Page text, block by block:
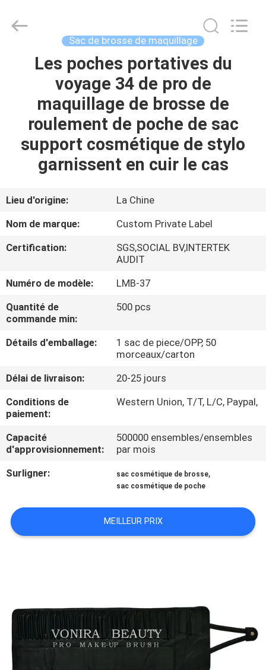
MAISON
PRODUITS
AU
SUJET
NOUS
D'USINE
DE
QUALITÉ
PLAN
DU
SITE
PRIVACY
POLICY
Chanmy
Cosmetics
Sac de brosse de maquillage
Les poches portatives du
voyage 34 de pro de
maquillage de brosse de
roulement de poche de sac
support cosmétique de stylo
garnissent en cuir le cas
Lieu d'origine:
La Chine
Nom de marque:
Custom Private Label
Certification:
SGS,SOCIAL BV,INTERTEK
AUDIT
Numéro de modèle:
LMB-37
Quantité de
commande min:
500 pcs
Détails d'emballage:
1 sac de piece/OPP, 50
morceaux/carton
Délai de livraison:
20-25 jours
Conditions de
paiement:
Western Union, T/T, L/C, Paypal,
Capacité
d'approvisionnement:
500000 ensembles/ensembles
par mois
Surligner:
sac cosmétique de brosse,
sac cosmétique de poche
MEILLEUR PRIX